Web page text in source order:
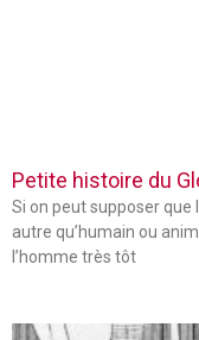
Petite histoire du
Si on peut supposer que
autre qu’humain ou
l’homme très tôt